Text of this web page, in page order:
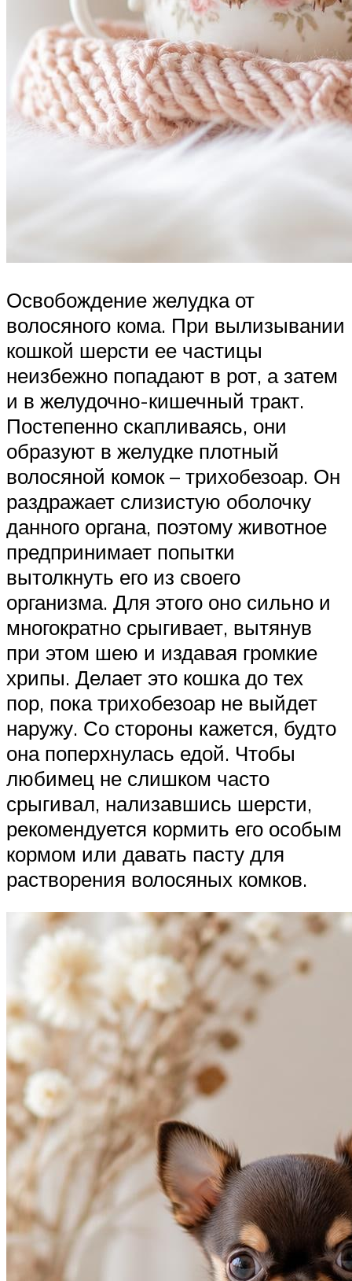
Освобождение желудка от
волосяного кома. При вылизывании
кошкой шерсти ее частицы
неизбежно попадают в рот, а затем
и в желудочно-кишечный тракт.
Постепенно скапливаясь, они
образуют в желудке плотный
волосяной комок – трихобезоар. Он
раздражает слизистую оболочку
данного органа, поэтому животное
предпринимает попытки
вытолкнуть его из своего
организма. Для этого оно сильно и
многократно срыгивает, вытянув
при этом шею и издавая громкие
хрипы. Делает это кошка до тех
пор, пока трихобезоар не выйдет
наружу. Со стороны кажется, будто
она поперхнулась едой. Чтобы
любимец не слишком часто
срыгивал, нализавшись шерсти,
рекомендуется кормить его особым
кормом или давать пасту для
растворения волосяных комков.